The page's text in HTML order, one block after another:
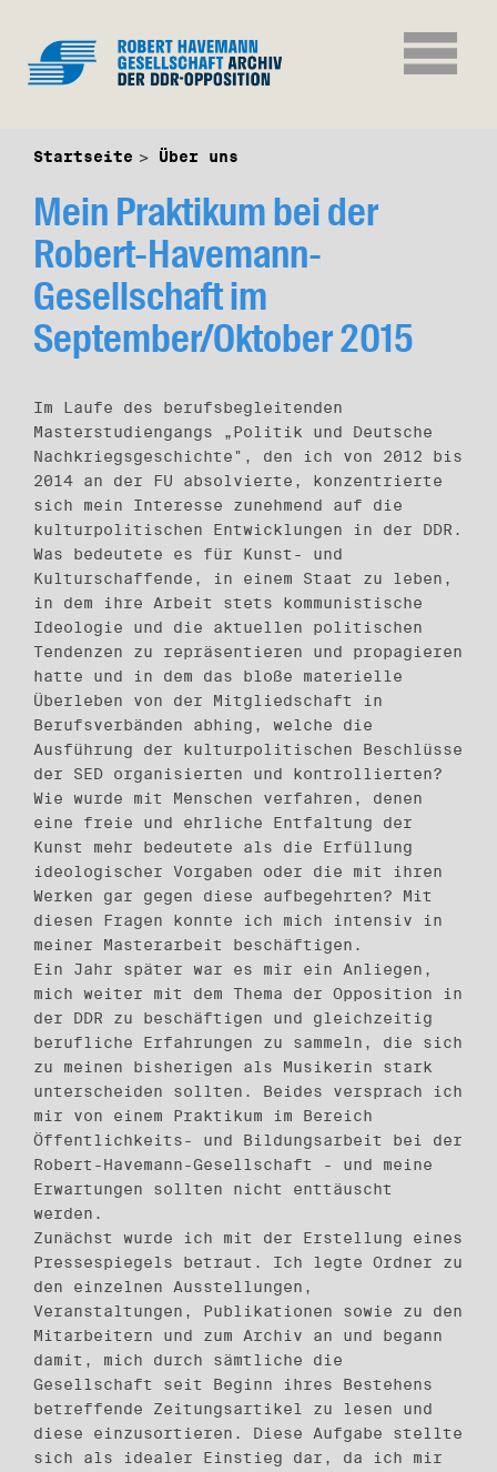
Startseite Über uns
Mein Praktikum bei der
Robert-Havemann-
Gesellschaft im
September/Oktober 2015
Im Laufe des berufsbegleitenden
Masterstudiengangs „Politik und Deutsche
Nachkriegsgeschichte", den ich von 2012 bis
2014 an der FU absolvierte, konzentrierte
sich mein Interesse zunehmend auf die
kulturpolitischen Entwicklungen in der DDR.
Was bedeutete es für Kunst- und
Kulturschaffende, in einem Staat zu leben,
in dem ihre Arbeit stets kommunistische
Ideologie und die aktuellen politischen
Tendenzen zu repräsentieren und propagieren
hatte und in dem das bloße materielle
Überleben von der Mitgliedschaft in
Berufsverbänden abhing, welche die
Ausführung der kulturpolitischen Beschlüsse
der SED organisierten und kontrollierten?
Wie wurde mit Menschen verfahren, denen
eine freie und ehrliche Entfaltung der
Kunst mehr bedeutete als die Erfüllung
ideologischer Vorgaben oder die mit ihren
Werken gar gegen diese aufbegehrten? Mit
diesen Fragen konnte ich mich intensiv in
meiner Masterarbeit beschäftigen.
Ein Jahr später war es mir ein Anliegen,
mich weiter mit dem Thema der Opposition in
der DDR zu beschäftigen und gleichzeitig
berufliche Erfahrungen zu sammeln, die sich
zu meinen bisherigen als Musikerin stark
unterscheiden sollten. Beides versprach ich
mir von einem Praktikum im Bereich
Öffentlichkeits- und Bildungsarbeit bei der
Robert-Havemann-Gesellschaft - und meine
Erwartungen sollten nicht enttäuscht
werden.
Zunächst wurde ich mit der Erstellung eines
Pressespiegels betraut. Ich legte Ordner zu
den einzelnen Ausstellungen,
Veranstaltungen, Publikationen sowie zu den
Mitarbeitern und zum Archiv an und begann
damit, mich durch sämtliche die
Gesellschaft seit Beginn ihres Bestehens
betreffende Zeitungsartikel zu lesen und
diese einzusortieren. Diese Aufgabe stellte
sich als idealer Einstieg dar, da ich mir